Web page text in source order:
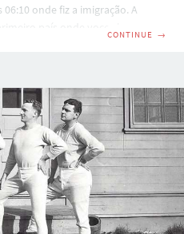
onde fiz a imigração. A
fui eu. Quando chegou a
CONTINUE →